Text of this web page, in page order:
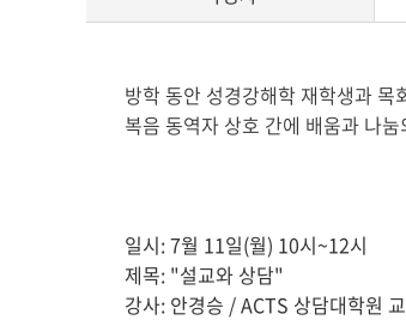
게
시
방학 동안 성경강해학 재학생과
복음 동역자 상호 간에 배움과 나
일시: 7월 11일(월) 10시~12시
제목: "설교와 상담"
강사: 안경승 / ACTS 상담대학원